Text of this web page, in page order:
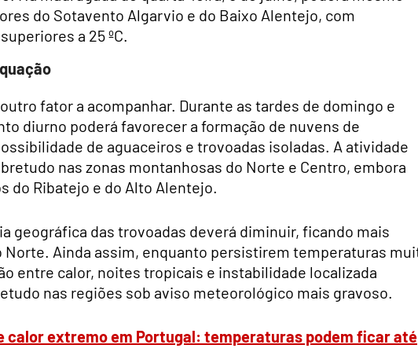
do Sotavento Algarvio e do Baixo Alentejo, com
a 25 ºC.
fator a acompanhar. Durante as tardes de domingo e
diurno poderá favorecer a formação de nuvens de
de aguaceiros e trovoadas isoladas. A atividade
nas zonas montanhosas do Norte e Centro, embora
do Ribatejo e do Alto Alentejo.
geográfica das trovoadas deverá diminuir, ficando mais
Norte. Ainda assim, enquanto persistirem temperaturas
entre calor, noites tropicais e instabilidade localizada
nas regiões sob aviso meteorológico mais gravoso.
calor extremo em Portugal: temperaturas podem ficar até